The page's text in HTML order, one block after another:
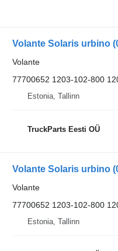
Volante Solaris urbino
Volante
77700652 1203-102-800
Estonia, Tallinn
TruckParts Eesti OÜ
Volante Solaris urbino
Volante
77700652 1203-102-800
Estonia, Tallinn